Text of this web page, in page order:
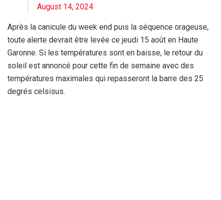
August 14, 2024
Après la canicule du week end puis la séquence orageuse,
toute alerte devrait être levée ce jeudi 15 août en Haute
Garonne. Si les températures sont en baisse, le retour du
soleil est annoncé pour cette fin de semaine avec des
températures maximales qui repasseront la barre des 25
degrés celsisus.